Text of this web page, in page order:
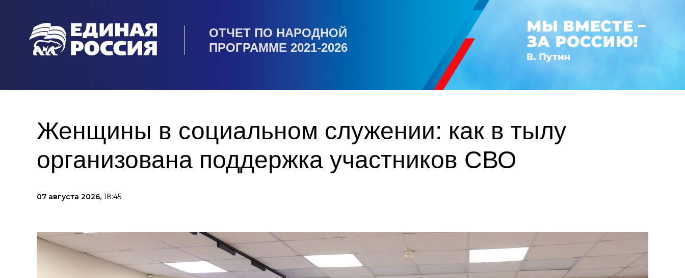
ОТЧЕТ ПО НАРОДНОЙ
ПРОГРАММЕ 2021-2026
Женщины в социальном служении: как в тылу
организована поддержка участников СВО
07 августа 2026, 18:45